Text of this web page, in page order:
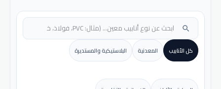
search
كل الأنابيب المعدنية البلاستيكية والمستديرة